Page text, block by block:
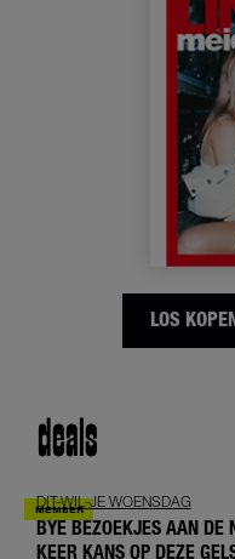
LOS KOPEN
deals
DIT-WIL-JE WOENSDAG
BYE BEZOEKJES AAN DE
KEER KANS OP DEZE